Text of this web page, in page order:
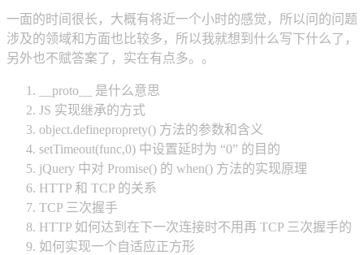
一面的时间很长，大概有将近一个小时的感觉，所以问的问题
涉及的领域和方面也比较多，所以我就想到什么写下什么了，
另外也不赋答案了，实在有点多。。
__proto__ 是什么意思
JS 实现继承的方式
object.defineproprety() 方法的参数和含义
setTimeout(func,0) 中设置延时为 “0” 的目的
jQuery 中对 Promise() 的 when() 方法的实现原理
HTTP 和 TCP 的关系
TCP 三次握手
HTTP 如何达到在下一次连接时不用再 TCP 三次握手的
如何实现一个自适应正方形